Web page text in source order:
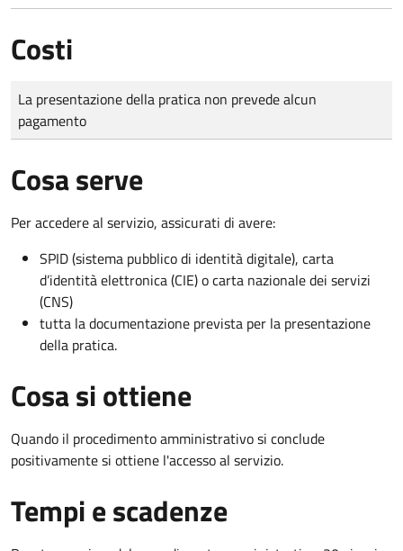
Costi
Tipo di pagamento
Importo
La presentazione della pratica non prevede alcun
pagamento
Cosa serve
Per accedere al servizio, assicurati di avere:
SPID (sistema pubblico di identità digitale), carta
d’identità elettronica (CIE) o carta nazionale dei servizi
(CNS)
tutta la documentazione prevista per la presentazione
della pratica.
Cosa si ottiene
Quando il procedimento amministrativo si conclude
positivamente si ottiene l'accesso al servizio.
Tempi e scadenze